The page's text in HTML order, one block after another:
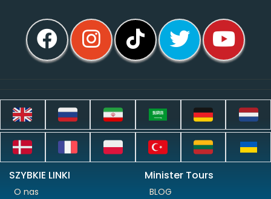
SZYBKIE LINKI
O nas
Minister Tours
BLOG